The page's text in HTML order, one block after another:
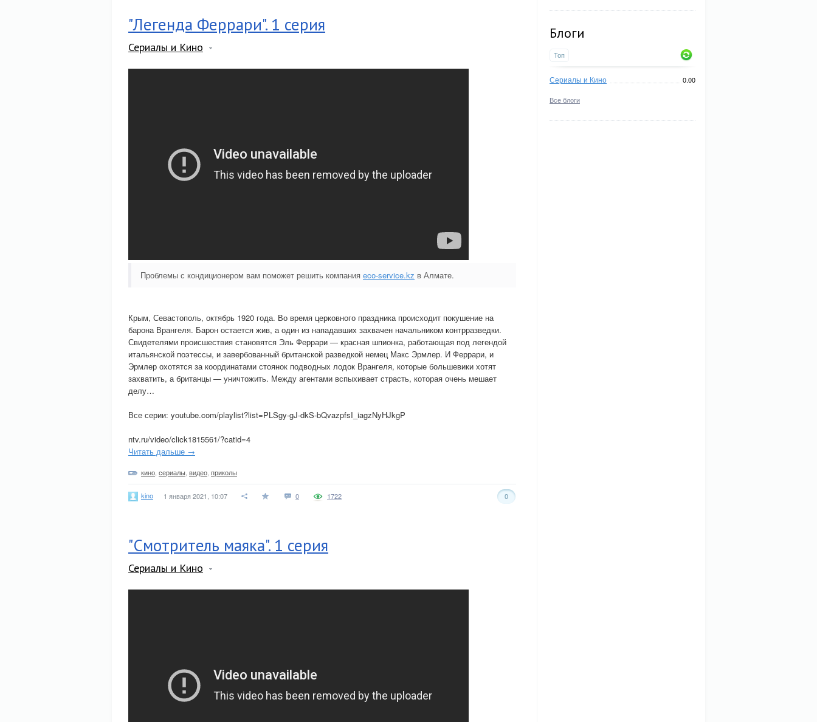
Блоги
Топ
Сериалы и Кино 0.00
Все блоги
"Легенда Феррари". 1 серия
Сериалы и Кино
Проблемы с кондиционером вам поможет решить компания eco-service.kz в Алмате.
Крым, Севастополь, октябрь 1920 года. Во время церковного праздника происходит покушение на
барона Врангеля. Барон остается жив, а один из нападавших захвачен начальником контрразведки.
Свидетелями происшествия становятся Эль Феррари — красная шпионка, работающая под легендой
итальянской поэтессы, и завербованный британской разведкой немец Макс Эрмлер. И Феррари, и
Эрмлер охотятся за координатами стоянок подводных лодок Врангеля, которые большевики хотят
захватить, а британцы — уничтожить. Между агентами вспыхивает страсть, которая очень мешает
делу…
Все серии: youtube.com/playlist?list=PLSgy-gJ-dkS-bQvazpfsI_iagzNyHJkgP
ntv.ru/video/click1815561/?catid=4
Читать дальше →
кино сериалы видео приколы
kino 1 января 2021, 10:07 0 0
1722
"Смотритель маяка". 1 серия
Сериалы и Кино